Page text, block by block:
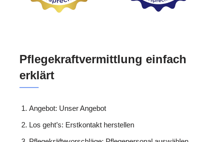
Pflegekraftvermittlung einfach
erklärt
Angebot: Unser Angebot
Los geht’s: Erstkontakt herstellen